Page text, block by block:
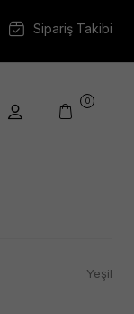
Sipariş Takibi
0
Yeşil